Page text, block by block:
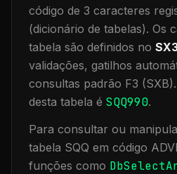
código de 3 caracteres
(dicionário de tabelas). Os
tabela são definidos no
validações, gatilhos
consultas padrão F3 (SXB).
desta tabela é SQQ990.
Para consultar ou
tabela SQQ em código
funções como